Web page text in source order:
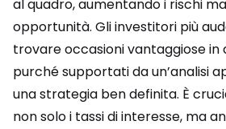
al quadro, aumentando i rischi
opportunità. Gli investitori più
trovare occasioni vantaggiose in
purché supportati da un’analisi
una strategia ben definita. È
non solo i tassi di interesse, ma